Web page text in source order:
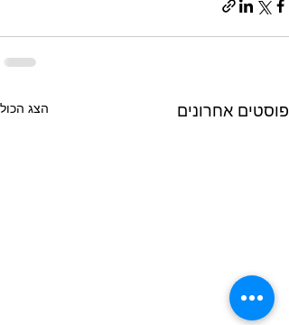
פוסטים אחרונים הצג הכול